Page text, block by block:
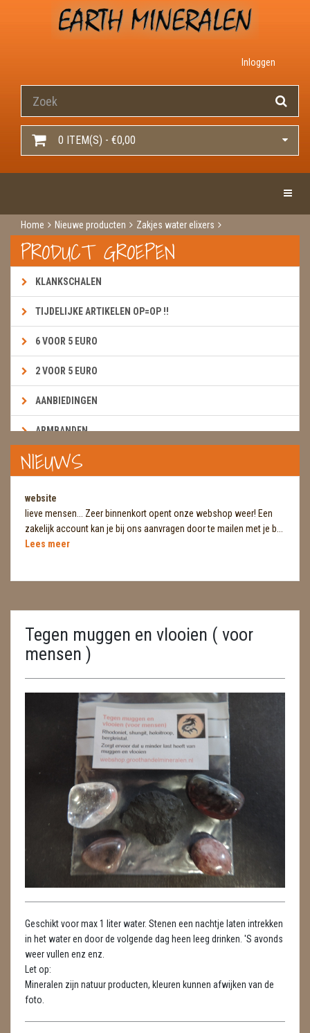
Inloggen
0 ITEM(S) - €0,00
Home Nieuwe producten
Zakjes water elixers
Tegen muggen en vlooien ( voor mensen )
PRODUCT GROEPEN
KLANKSCHALEN
TIJDELIJKE ARTIKELEN OP=OP !!
6 VOOR 5 EURO
2 VOOR 5 EURO
AANBIEDINGEN
ARMBANDEN
BOEKEN & KAARTEN E.A.R.T.H.
BROEKZAKSTENEN
CADEAUBONNEN
DIERTJES
DIVERSE
ENGELEN
GEODE 'S / STANDAARDS
GESLEPEN STENEN
HUISREINIGING
KAARSEN
METEORIETEN
READING EN PERSOONLIJK ADVIES
RUWE STENEN
SCHEDELS / SKULLS
NIEUWS
website
lieve mensen... Zeer binnenkort opent onze webshop weer! Een
zakelijk account kan je bij ons aanvragen door te mailen met je b...
Lees meer
Tegen muggen en vlooien ( voor
mensen )
Geschikt voor max 1 liter water. Stenen een nachtje laten intrekken
in het water en door de volgende dag heen leeg drinken. 'S avonds
weer vullen enz enz.
Let op:
Mineralen zijn natuur producten, kleuren kunnen afwijken van de
foto.